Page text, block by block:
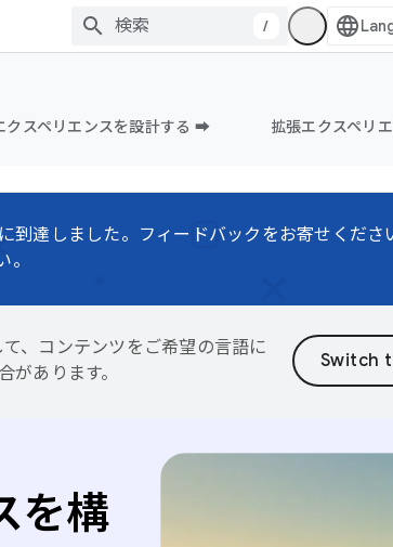
/
クスペリエンスを設計する ➡️ 拡張エクスペリ
到達しました。フィードバックをお寄せくださ
、コンテンツをご希望の言語に
あります。
を構